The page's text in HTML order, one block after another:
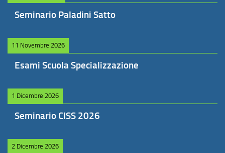
Seminario Paladini Satto
11 Novembre 2026
Esami Scuola Specializzazione
1 Dicembre 2026
Seminario CISS 2026
2 Dicembre 2026